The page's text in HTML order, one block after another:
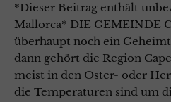
*Dieser Beitrag enthält
Mallorca* DIE GEMEINDE
überhaupt noch ein
dann gehört die Region
meist in den Oster- oder
die Temperaturen sind um